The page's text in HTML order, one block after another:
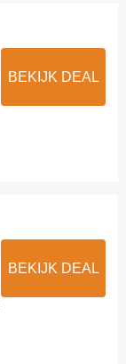
BEKIJK DEAL
BEKIJK DEAL